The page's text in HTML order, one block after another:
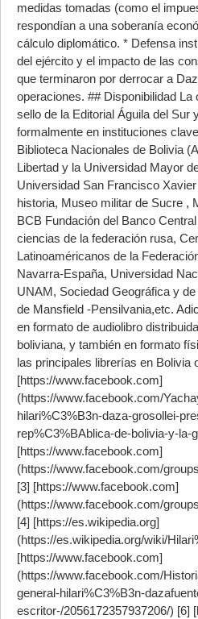
medidas tomadas (como el
respondían a una soberanía
cálculo diplomático. * Defensa
del ejército y el impacto de las
que terminaron por derrocar a
operaciones. ## Disponibilidad La
sello de la Editorial Águila del Sur
formalmente en instituciones
Biblioteca Nacionales de Bolivia
Libertad y la Universidad Mayor
Universidad San Francisco
historia, Museo militar de Sucre ,
BCB Fundación del Banco
ciencias de la federación rusa,
Latinoaméricanos de la
Navarra-España, Universidad
UNAM, Sociedad Geográfica y
de Mansfield -Pensilvania,etc.
en formato de audiolibro
boliviana, y también en formato
las principales librerías en Bolivia
[https://www.facebook.com]
(https://www.facebook.com/
hilari%C3%B3n-daza-grosollei-
rep%C3%BAblica-de-bolivia-y-la-
[https://www.facebook.com]
(https://www.facebook.com/
[3] [https://www.facebook.com]
(https://www.facebook.com/
[4] [https://es.wikipedia.org]
(https://es.wikipedia.org/wiki/
[https://www.facebook.com]
(https://www.facebook.com/
general-hilari%C3%B3n-
escritor-/2056172357937206/) [6]